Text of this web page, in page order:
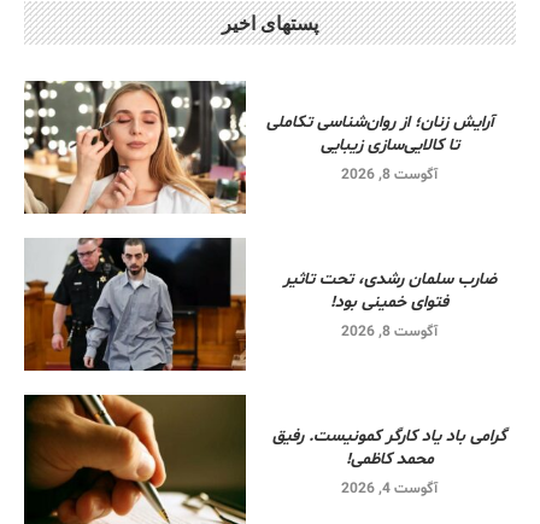
پستهای اخیر
آرایش زنان؛ از روان‌شناسی تکاملی
تا کالایی‌سازی زیبایی
آگوست 8, 2026
ضارب سلمان رشدی، تحت تاثیر
فتوای خمینی بود!
آگوست 8, 2026
گرامی باد یاد کارگر کمونیست. رفیق
محمد کاظمی!
آگوست 4, 2026